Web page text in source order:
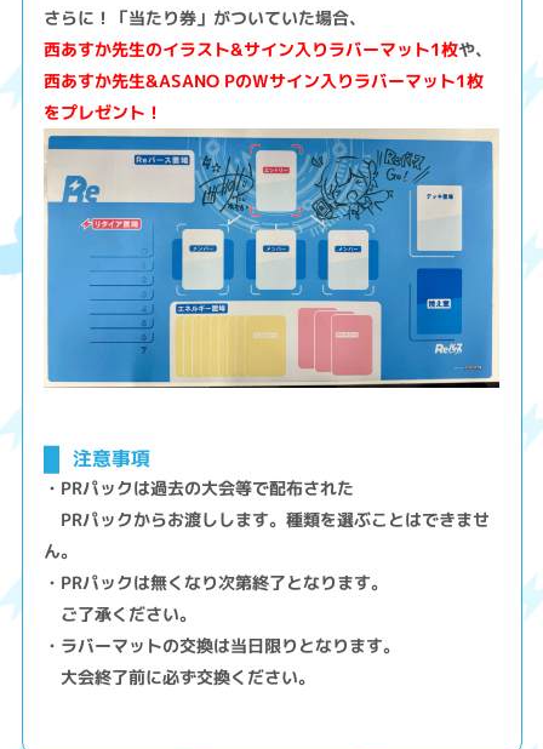
さらに！「当たり券」がついていた場合、
西あすか先生のイラスト&サイン入りラバーマット1枚や、
西あすか先生&ASANO PのWサイン入りラバーマット1枚
をプレゼント！
注意事項
・PRパックは過去の大会等で配布された
PRパックからお渡しします。種類を選ぶことはできませ
ん。
・PRパックは無くなり次第終了となります。
ご了承ください。
・ラバーマットの交換は当日限りとなります。
大会終了前に必ず交換ください。